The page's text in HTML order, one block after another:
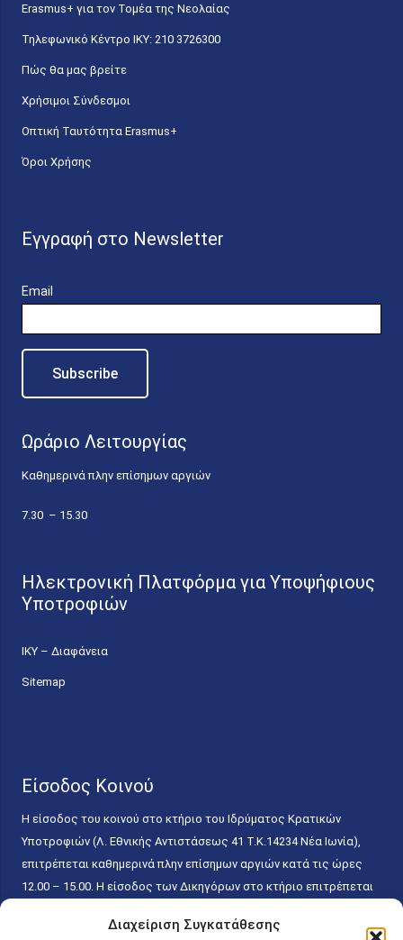
Διαχείριση Συγκατάθεσης
Erasmus+ για τον Τομέα της Νεολαίας
Τηλεφωνικό Κέντρο IKY: 210 3726300
Πώς θα μας βρείτε
Χρήσιμοι Σύνδεσμοι
Οπτική Ταυτότητα Erasmus+
Όροι Χρήσης
Εγγραφή στο Newsletter
Email
Ωράριο Λειτουργίας
Καθημερινά πλην επίσημων αργιών
7.30 – 15.30
Ηλεκτρονική Πλατφόρμα για Υποψήφιους
Υποτροφιών
ΙΚΥ – Διαφάνεια
Sitemap
Είσοδος Κοινού
Η είσοδος του κοινού στο κτήριο του Ιδρύματος Κρατικών
Υποτροφιών (Λ. Εθνικής Αντιστάσεως 41 T.K.14234 Νέα Ιωνία),
επιτρέπεται καθημερινά πλην επίσημων αργιών κατά τις ώρες
12.00 – 15.00. Η είσοδος των Δικηγόρων στο κτήριο επιτρέπεται
κάθε εργάσιμη ημέρα και ώρα χωρίς κανέναν χρονικό ή άλλο